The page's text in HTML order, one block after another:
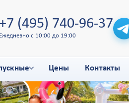
+7 (495) 740-96-37
Ежедневно с 10:00 до 19:00
Цены Контакты